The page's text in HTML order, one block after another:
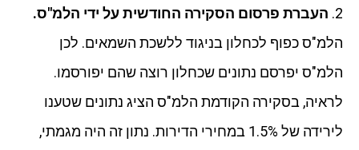
2. העברת פרסום הסקירה החודשית על ידי הלמ"ס.
הלמ"ס כפוף לכחלון בניגוד ללשכת השמאים. לכן
הלמ"ס יפרסם נתונים שכחלון רוצה שהם יפורסמו.
לראיה, בסקירה הקודמת הלמ"ס הציג נתונים שטענו
לירידה של 1.5% במחירי הדירות. נתון זה היה מגמתי,